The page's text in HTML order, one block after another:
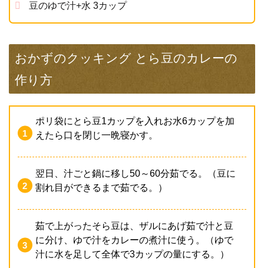
豆のゆで汁+水 3カップ
おかずのクッキング とら豆のカレーの
作り方
ポリ袋にとら豆1カップを入れお水6カップを加
えたら口を閉じ一晩寝かす。
翌日、汁ごと鍋に移し50～60分茹でる。（豆に
割れ目ができるまで茹でる。）
茹で上がったそら豆は、ザルにあげ茹で汁と豆
に分け、ゆで汁をカレーの煮汁に使う。（ゆで
汁に水を足して全体で3カップの量にする。）